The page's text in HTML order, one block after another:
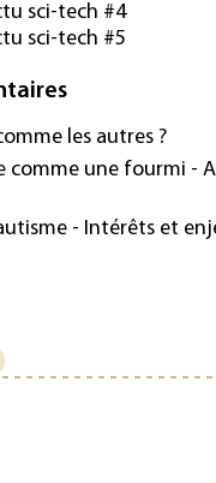
sci-tech #4
sci-tech #5
les autres ?
comme une fourmi -
- Intérêts et